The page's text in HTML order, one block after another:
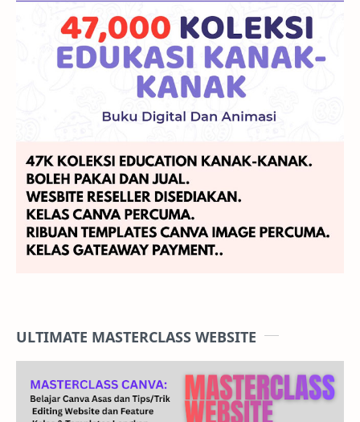
ULTIMATE MASTERCLASS WEBSITE